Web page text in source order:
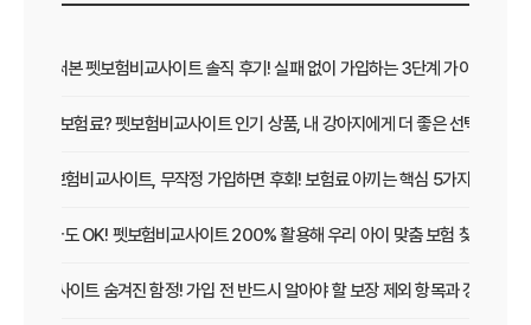
직접 써본 펫보험비교사이트 솔직 후기! 실패 없이 가입하는 3단계 가이드
보장 vs 보험료? 펫보험비교사이트 인기 상품, 내 강아지에게 더 좋은 선택은?
펫보험비교사이트, 무작정 가입하면 후회! 보험료 아끼는 핵심 5가지
초보 집사도 OK! 펫보험비교사이트 200% 활용해 우리 아이 맞춤 보험 찾는 법
험비교사이트 숨겨진 함정! 가입 전 반드시 알아야 할 보장 제외 항목과 갱신 조건